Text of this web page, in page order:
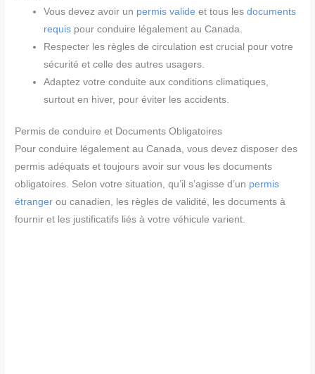
Vous devez avoir un permis valide et tous lesdocuments
requis pour conduire légalement au Canada.
Respecter les règles de circulation est crucial pour votre
sécurité et celle des autres usagers.
Adaptez votre conduite aux conditions climatiques,
surtout en hiver, pour éviter les accidents.
Permis de conduire et Documents Obligatoires
Pour conduire légalement au Canada, vous devez disposer des
permis adéquats et toujours avoir sur vous les documents
obligatoires. Selon votre situation, qu’il s’agisse d’un permis
étranger ou canadien, les règles de validité, les documents à
fournir et les justificatifs liés à votre véhicule varient.